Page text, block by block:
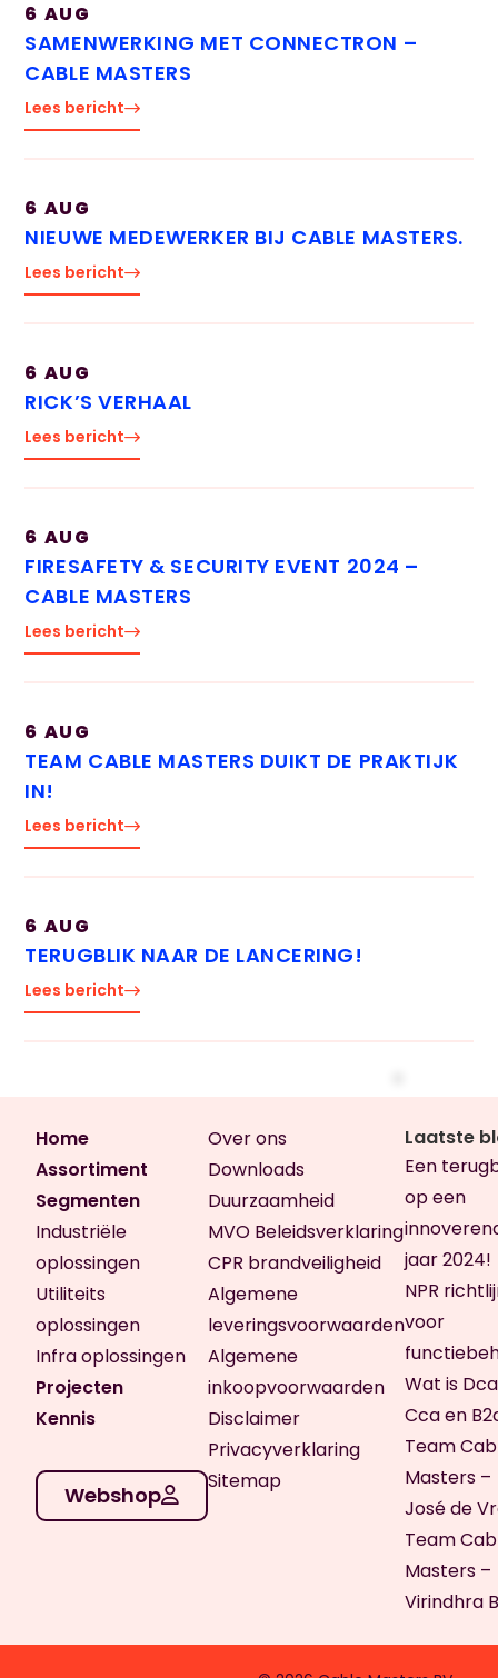
6 AUG
SAMENWERKING MET CONNECTRON –
CABLE MASTERS
Lees bericht
6 AUG
NIEUWE MEDEWERKER BIJ CABLE MASTERS.
Lees bericht
6 AUG
RICK’S VERHAAL
Lees bericht
6 AUG
FIRESAFETY & SECURITY EVENT 2024 –
CABLE MASTERS
Lees bericht
6 AUG
TEAM CABLE MASTERS DUIKT DE PRAKTIJK
IN!
Lees bericht
6 AUG
TERUGBLIK NAAR DE LANCERING!
Lees bericht
Home
Assortiment
Segmenten
Industriële
oplossingen
Utiliteits
oplossingen
Infra oplossingen
Projecten
Kennis
Webshop
Over ons
Downloads
Duurzaamheid
MVO Beleidsverklaring
CPR brandveiligheid
Algemene
leveringsvoorwaarden
Algemene
inkoopvoorwaarden
Disclaimer
Privacyverklaring
Sitemap
Laatste
Een
op een
jaar 2024!
NPR
voor
Wat is
Cca en
Team
Masters –
José de
Team
Masters –
Virindhra